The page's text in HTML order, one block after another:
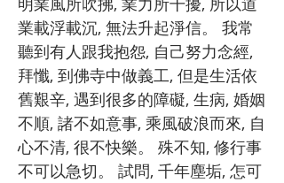
業載浮載沉, 無法升起淨信。 我常
聽到有人跟我抱怨, 自己努力念經,
拜懺, 到佛寺中做義工, 但是生活依
舊艱辛, 遇到很多的障礙, 生病, 婚姻
不順, 諸不如意事, 乘風破浪而來, 自
心不清, 很不快樂。 殊不知, 修行事
不可以急切。 試問, 千年塵垢, 怎可